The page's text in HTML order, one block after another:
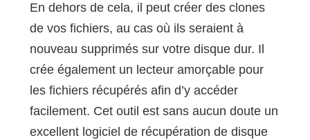
En dehors de cela, il peut créer des clones
de vos fichiers, au cas où ils seraient à
nouveau supprimés sur votre disque dur. Il
crée également un lecteur amorçable pour
les fichiers récupérés afin d’y accéder
facilement. Cet outil est sans aucun doute un
excellent logiciel de récupération de disque